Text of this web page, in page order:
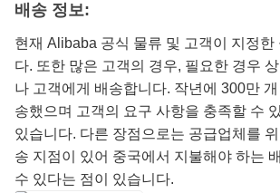
배송 정보:
현재 Alibaba 공식 물류 및 고객이 지정한
다. 또한 많은 고객의 경우, 필요한 경우
나 고객에게 배송합니다. 작년에 300만
송했으며 고객의 요구 사항을 충족할 수
있습니다. 다른 장점으로는 공급업체를
송 지점이 있어 중국에서 지불해야 하는
수 있다는 점이 있습니다.